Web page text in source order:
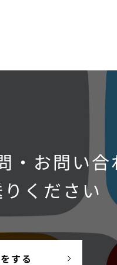
・お問い
ください
する